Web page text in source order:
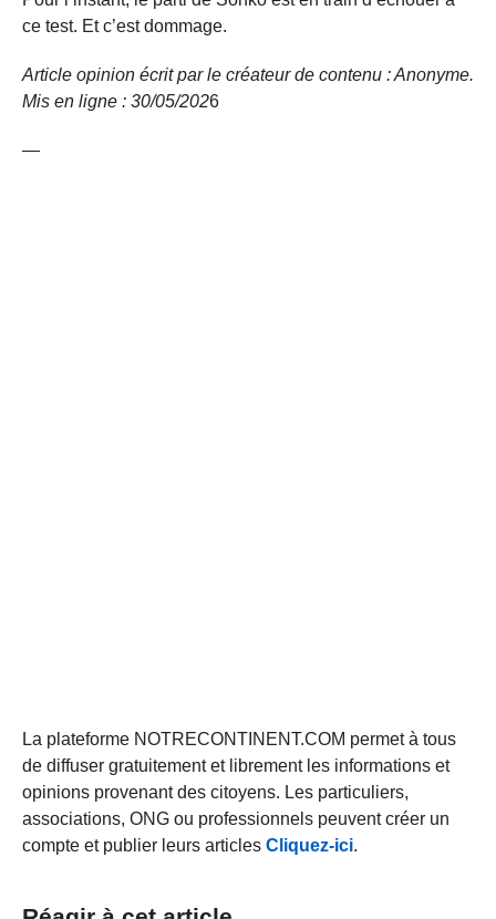
ce test. Et c’est dommage.
Article opinion écrit par le créateur de contenu : Anonyme.
Mis en ligne : 30/05/2026
—
La plateforme NOTRECONTINENT.COM permet à tous
de diffuser gratuitement et librement les informations et
opinions provenant des citoyens. Les particuliers,
associations, ONG ou professionnels peuvent créer un
compte et publier leurs articles Cliquez-ici.